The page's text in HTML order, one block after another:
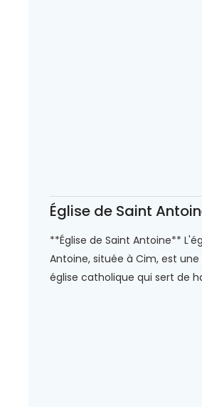
Église de Saint
**Église de Saint Antoine**
Antoine, située à Cim, est
église catholique qui sert de